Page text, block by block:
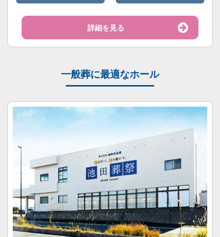
詳細を見る
一般葬に最適なホール